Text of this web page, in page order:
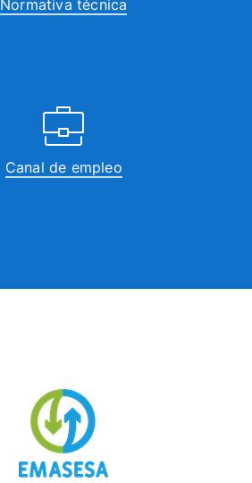
Normativa técnica
Canal de empleo